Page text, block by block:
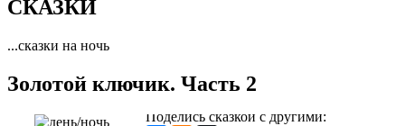
СКАЗКИ
...сказки на ночь
Золотой ключик. Часть 2
Поделись сказкой с другими: